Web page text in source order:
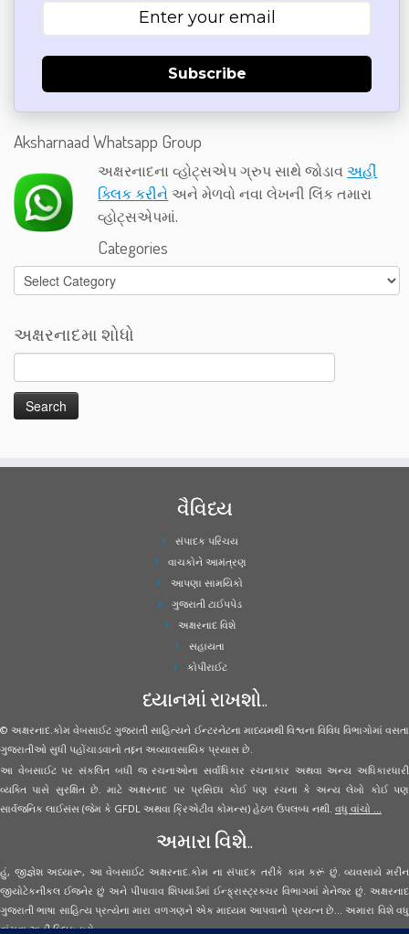
Subscribe
Aksharnaad Whatsapp Group
અક્ષરનાદના વ્હોટ્સએપ ગ્રુપ સાથે જોડાવઅહીં
ક્લિક કરીને અને મેળવો નવા લેખની લિંક તમારા
વ્હોટ્સએપમાં.
Categories
Categories
અક્ષરનાદમા શોધો
વૈવિધ્ય
સંપાદક પરિચય
વાચકોને આમંત્રણ
આપણા સામયિકો
ગુજરાતી ટાઈપપેડ
અક્ષરનાદ વિશે
સહાયતા
કોપીરાઈટ
ધ્યાનમાં રાખશો..
© અક્ષરનાદ.કોમ વેબસાઈટ ગુજરાતી સાહિત્યને ઈન્ટરનેટના માધ્યમથી વિશ્વના વિવિધ વિભાગોમાં વસતા
ગુજરાતીઓ સુધી પહોંચાડવાનો તદ્દન અવ્યાવસાયિક પ્રયાસ છે.
આ વેબસાઈટ પર સંકલિત બધી જ રચનાઓના સર્વાધિકાર રચનાકાર અથવા અન્ય અધિકારધારી
વ્યક્તિ પાસે સુરક્ષિત છે. માટે અક્ષરનાદ પર પ્રસિધ્ધ કોઈ પણ રચના કે અન્ય લેખો કોઈ પણ
સાર્વજનિક લાઈસંસ (જેમ કે GFDL અથવા ક્રિએટીવ કોમન્સ) હેઠળ ઉપલબ્ધ નથી. વધુ વાંચો ...
અમારા વિશે..
હું, જીજ્ઞેશ અધ્યારૂ, આ વેબસાઈટ અક્ષરનાદ.કોમ ના સંપાદક તરીકે કામ કરૂં છું. વ્યવસાયે મરીન
જીયોટેકનીકલ ઈજનેર છું અને પીપાવાવ શિપયાર્ડમાં ઈન્ફ્રાસ્ટ્રક્ચર વિભાગમાં મેનેજર છું. અક્ષરનાદ
ગુજરાતી ભાષા સાહિત્ય પ્રત્યેના મારા વળગણને એક માધ્યમ આપવાનો પ્રયત્ન છે... અમારા વિશે વધુ
વાંચવાઅહીં ક્લિક કરો...